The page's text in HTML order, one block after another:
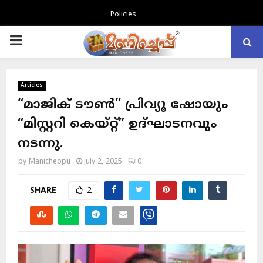
Policies
PRIMARY
Articles
“മാജിക് ടൗൺ” പ്രിവ്യൂ ഷോയും
“മിസ്റ്ററി കെയ്റ്റ്” ഉദ്ഘാടനവും
നടന്നു.
by Manicheppu July 2, 2025 0
SHARE 2